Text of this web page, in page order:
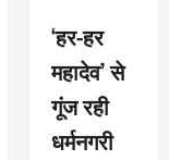
‘हर-हर
महादेव’ से
गूंज रही
धर्मनगरी